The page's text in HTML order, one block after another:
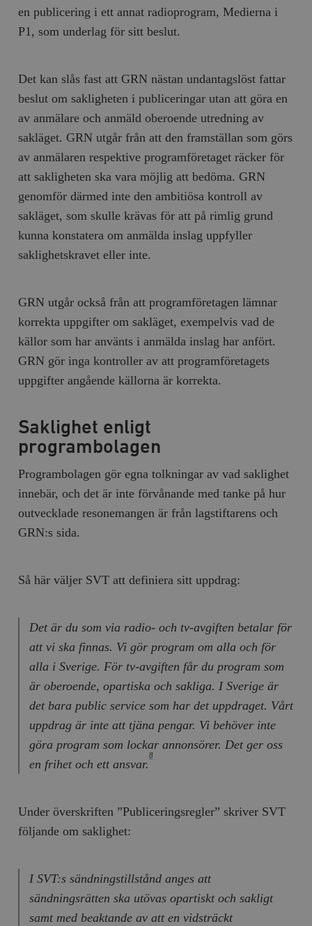
en publicering i ett annat radioprogram, Medierna i
P1, som underlag för sitt beslut.
Det kan slås fast att GRN nästan undantagslöst fattar
beslut om sakligheten i publiceringar utan att göra en
av anmälare och anmäld oberoende utredning av
sakläget. GRN utgår från att den framställan som görs
av anmälaren respektive programföretaget räcker för
att sakligheten ska vara möjlig att bedöma. GRN
genomför därmed inte den ambitiösa kontroll av
sakläget, som skulle krävas för att på rimlig grund
kunna konstatera om anmälda inslag uppfyller
saklighetskravet eller inte.
GRN utgår också från att programföretagen lämnar
korrekta uppgifter om sakläget, exempelvis vad de
källor som har använts i anmälda inslag har anfört.
GRN gör inga kontroller av att programföretagets
uppgifter angående källorna är korrekta.
Saklighet enligt
programbolagen
Programbolagen gör egna tolkningar av vad saklighet
innebär, och det är inte förvånande med tanke på hur
outvecklade resonemangen är från lagstiftarens och
GRN:s sida.
Så här väljer SVT att definiera sitt uppdrag:
Det är du som via radio- och tv-avgiften betalar för
att vi ska finnas. Vi gör program om alla och för
alla i Sverige. För tv-avgiften får du program som
är oberoende, opartiska och sakliga. I Sverige är
det bara public service som har det uppdraget. Vårt
uppdrag är inte att tjäna pengar. Vi behöver inte
göra program som lockar annonsörer. Det ger oss
en frihet och ett ansvar.
8
Under överskriften ”Publiceringsregler” skriver SVT
följande om saklighet:
I SVT:s sändningstillstånd anges att
sändningsrätten ska utövas opartiskt och sakligt
samt med beaktande av att en vidsträckt